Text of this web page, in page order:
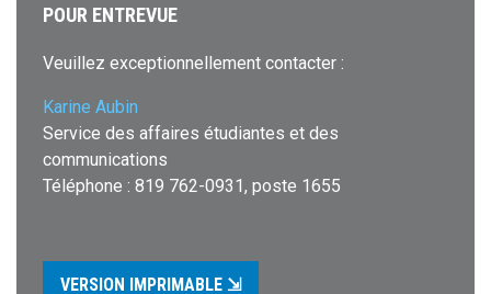
POUR ENTREVUE
Veuillez exceptionnellement contacter :
Karine Aubin
Service des affaires étudiantes et des
communications
Téléphone : 819 762-0931, poste 1655
VERSION IMPRIMABLE ⇲